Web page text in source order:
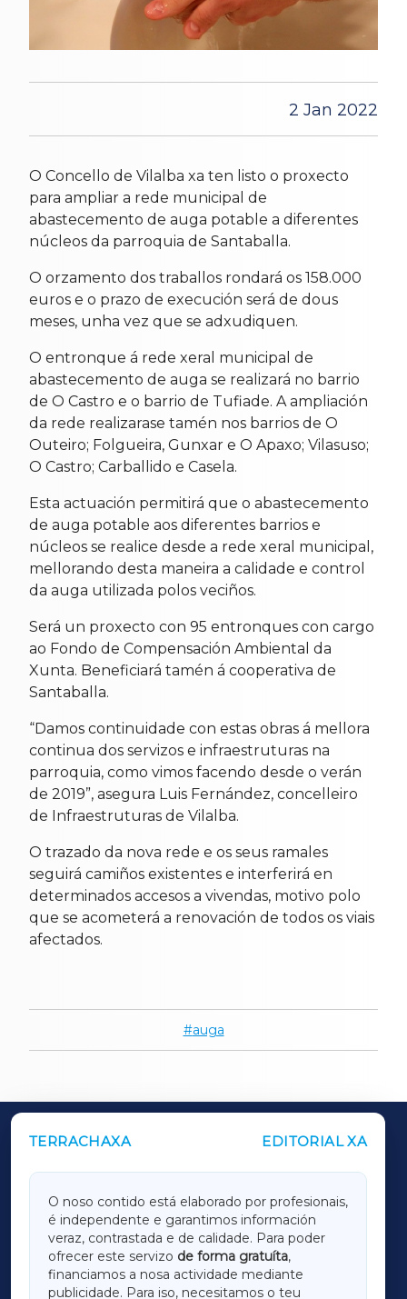
2 Jan 2022
O Concello de Vilalba xa ten listo o proxecto
para ampliar a rede municipal de
abastecemento de auga potable a diferentes
núcleos da parroquia de Santaballa.
O orzamento dos traballos rondará os 158.000
euros e o prazo de execución será de dous
meses, unha vez que se adxudiquen.
O entronque á rede xeral municipal de
abastecemento de auga se realizará no barrio
de O Castro e o barrio de Tufiade. A ampliación
da rede realizarase tamén nos barrios de O
Outeiro; Folgueira, Gunxar e O Apaxo; Vilasuso;
O Castro; Carballido e Casela.
Esta actuación permitirá que o abastecemento
de auga potable aos diferentes barrios e
núcleos se realice desde a rede xeral municipal,
mellorando desta maneira a calidade e control
da auga utilizada polos veciños.
Será un proxecto con 95 entronques con cargo
ao Fondo de Compensación Ambiental da
Xunta. Beneficiará tamén á cooperativa de
Santaballa.
“Damos continuidade con estas obras á mellora
continua dos servizos e infraestruturas na
parroquia, como vimos facendo desde o verán
de 2019”, asegura Luis Fernández, concelleiro
de Infraestruturas de Vilalba.
O trazado da nova rede e os seus ramales
seguirá camiños existentes e interferirá en
determinados accesos a vivendas, motivo polo
que se acometerá a renovación de todos os viais
afectados.
auga
TERRACHAXA EDITORIAL XA
O noso contido está elaborado por profesionais,
é independente e garantimos información
veraz, contrastada e de calidade. Para poder
ofrecer este servizo de forma gratuíta,
financiamos a nosa actividade mediante
publicidade. Para iso, necesitamos o teu
OUTROS PERIÓDICOS
LUGOXA
TERRACHAXA